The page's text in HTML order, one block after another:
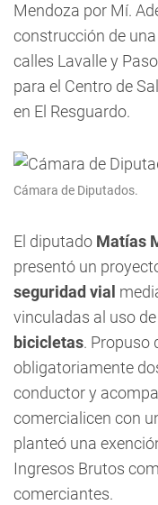
Mendoza por Mí.
construcción de
calles Lavalle y
para el Centro de
en El Resguardo.
Cámara de Diputados.
El diputado Matías
presentó un
seguridad vial
vinculadas al uso de
bicicletas. Propuso
obligatoriamente
conductor y
comercialicen con
planteó una
Ingresos Brutos
comerciantes.